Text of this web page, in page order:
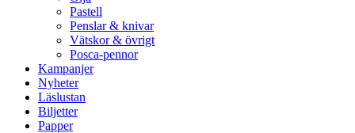
Pastell
Penslar & knivar
Vätskor & övrigt
Posca-pennor
Kampanjer
Nyheter
Läslustan
Biljetter
Papper